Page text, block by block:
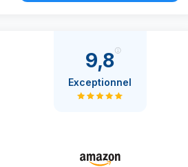
9,8
Exceptionnel